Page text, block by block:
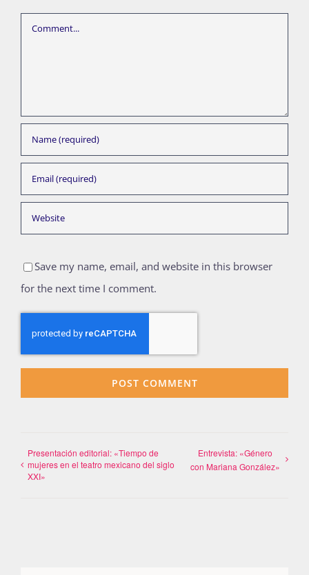
Comment
Save my name, email, and website in this browser
for the next time I comment.
Presentación editorial: «Tiempo de
mujeres en el teatro mexicano del siglo
XXI»
Entrevista: «Género
con Mariana González»